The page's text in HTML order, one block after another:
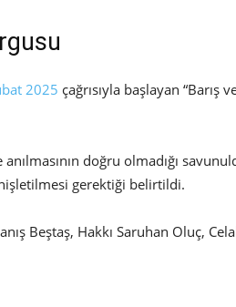
2025 çağrısıyla başlayan “Barış
doğru olmadığı
gerektiği belirtildi.
Beştaş, Hakkı Saruhan Oluç,